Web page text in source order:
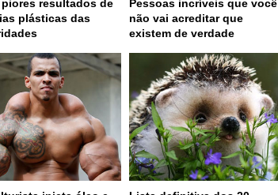
piores resultados de
plásticas das
Pessoas incríveis que você
não vai acreditar que
existem de verdade